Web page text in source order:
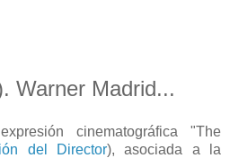
Warner Madrid...
cinematográfica "The
del Director), asociada a la